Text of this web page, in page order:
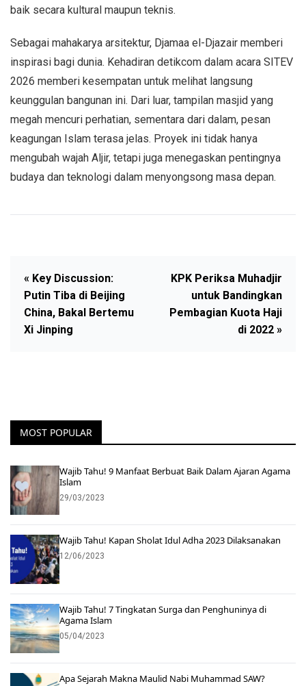
baik secara kultural maupun teknis.
Sebagai mahakarya arsitektur, Djamaa el-Djazair memberi
inspirasi bagi dunia. Kehadiran detikcom dalam acara SITEV
2026 memberi kesempatan untuk melihat langsung
keunggulan bangunan ini. Dari luar, tampilan masjid yang
megah mencuri perhatian, sementara dari dalam, pesan
keagungan Islam terasa jelas. Proyek ini tidak hanya
mengubah wajah Aljir, tetapi juga menegaskan pentingnya
budaya dan teknologi dalam menyongsong masa depan.
« Key Discussion:
Putin Tiba di Beijing
China, Bakal Bertemu
Xi Jinping
KPK Periksa Muhadjir
untuk Bandingkan
Pembagian Kuota Haji
di 2022 »
MOST POPULAR
Wajib Tahu! 9 Manfaat Berbuat Baik Dalam Ajaran Agama
Islam
29/03/2023
Wajib Tahu! Kapan Sholat Idul Adha 2023 Dilaksanakan
12/06/2023
Wajib Tahu! 7 Tingkatan Surga dan Penghuninya di
Agama Islam
05/04/2023
Apa Sejarah Makna Maulid Nabi Muhammad SAW?